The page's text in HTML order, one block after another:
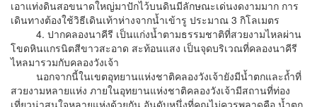
เอาแท่งดินสอขนาดใหญ่มาปักไว้บนดินมีลักษณะเด่นงดงามมาก การ
เดินทางต้องใช้วิธีเดินเท้าห่างจากน้ำเข้ารู ประมาณ 3 กิโลเมตร
4. ปากคลองนาคีรี เป็นแก่งน้ำตามธรรมชาติที่สวยงามไหลผ่าน
โขดหินแกรนิตสีขาวสะอาด สะท้อนแสง เป็นจุดบริเวณที่คลองนาคีรี
ไหลมารวมกับคลองวังเจ้า
นอกจากนี้ในเขตอุทยานแห่งชาติคลองวังเจ้ายังมีน้ำตกและถ้ำที่
สวยงามหลายแห่ง ภายในอุทยานแห่งชาติคลองวังเจ้ามีสถานที่ท่อง
เที่ยวน่าสนใจหลายแห่งด้วยกัน อันดับหนึ่งที่คุณไม่ควรพลาดคือ น้ำตก